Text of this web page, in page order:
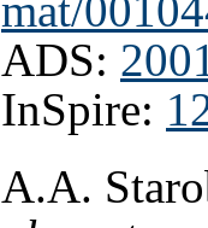
mat/
ADS:
InSpire:
A.A.